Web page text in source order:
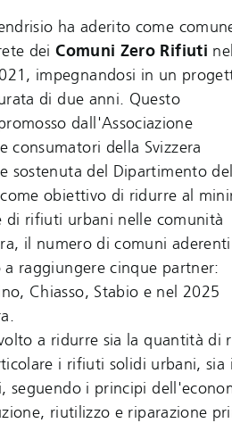
ha aderito come
deiComuni Zero Rifiuti nel
impegnandosi in un
di due anni. Questo
dall'Associazione
consumatori della Svizzera
sostenuta del Dipartimento del
obiettivo di ridurre al
di rifiuti urbani nelle comunità
il numero di comuni
raggiungere cinque partner:
Chiasso, Stabio e nel 2025
a ridurre sia la quantità di
i rifiuti solidi urbani, sia i
seguendo i principi
riutilizzo e riparazione